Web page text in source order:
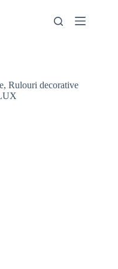
, Rulouri decorative